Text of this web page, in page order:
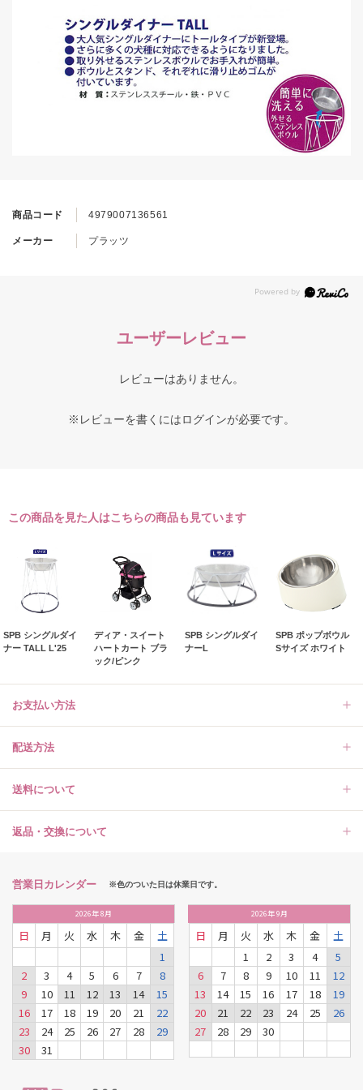
商品コード 4979007136561
メーカー プラッツ
ユーザーレビュー
レビューはありません。
※レビューを書くにはログインが必要です。
この商品を見た人はこちらの商品も見ています
SPB シングルダイ
ナー TALL L'25
ディア・スイート
ハートカート ブラ
ック/ピンク
SPB シングルダイ
ナーL
SPB ポップボウル
Sサイズ ホワイト
お支払い方法
配送方法
送料について
返品・交換について
営業日カレンダー ※色のついた日は休業日です。
2026年8月
日 月 火 水 木 金
土
1
2
3 4 5 6 7
8
9
10 11 12 13 14
15
16
17 18 19 20 21
22
23
24 25 26 27 28
29
30
31
2026年9月
日 月 火 水 木 金
土
1
2 3 4
5
6
7 8 9 10 11
12
13
14 15 16 17 18
19
20
21 22 23 24 25
26
27
28 29 30